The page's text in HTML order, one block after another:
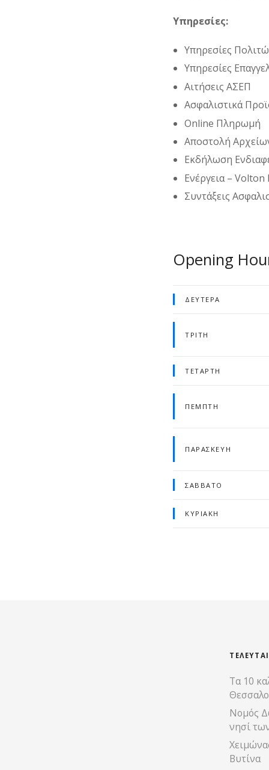
Υπηρεσίες:
Υπηρεσίες
Υπηρεσίες
Αιτήσεις ΑΣΕΠ
Ασφαλιστικά
Online Πληρωμή
Αποστολή
Εκδήλωση
Ενέργεια – Volton
Συντάξεις
Opening
ΔΕΥΤΈΡΑ
ΤΡΊΤΗ
ΤΕΤΆΡΤΗ
ΠΈΜΠΤΗ
ΠΑΡΑΣΚΕΥΉ
ΣΆΒΒΑΤΟ
ΚΥΡΙΑΚΉ
Τα 10
Νομός
νησί
Βυτίνα